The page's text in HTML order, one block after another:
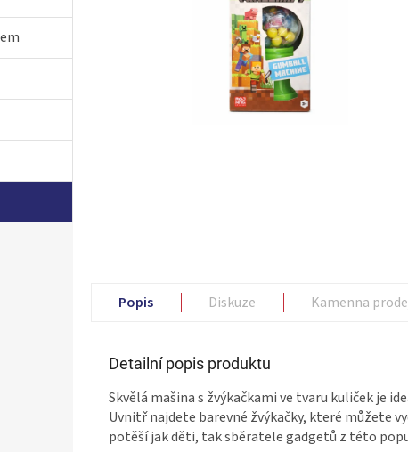
Popis Diskuze Kamenna
Detailní popis produktu
Skvělá mašina s žvýkačkami ve tvaru kuliček je
Uvnitř najdete barevné žvýkačky, které můžete
potěší jak děti, tak sběratele gadgetů z této